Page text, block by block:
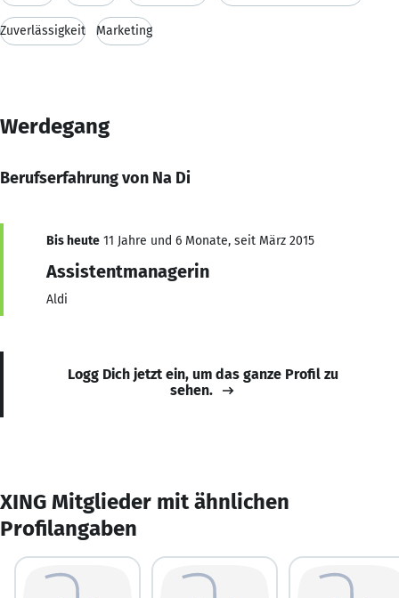
Zuverlässigkeit Marketing
Werdegang
Berufserfahrung von Na Di
Bis heute 11 Jahre und 6 Monate, seit März 2015
Assistentmanagerin
Aldi
Logg Dich jetzt ein, um das ganze Profil zu
sehen.
XING Mitglieder mit ähnlichen
Profilangaben